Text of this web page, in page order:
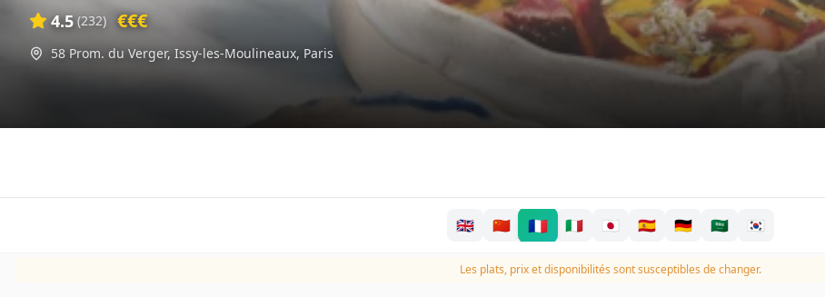
4.5 (232) €€€
58 Prom. du Verger, Issy-les-Moulineaux, Paris
🇬🇧 🇨🇳 🇫🇷 🇮🇹 🇯🇵 🇪🇸 🇩🇪 🇸🇦 🇰🇷
Les plats, prix et disponibilités sont susceptibles de changer.